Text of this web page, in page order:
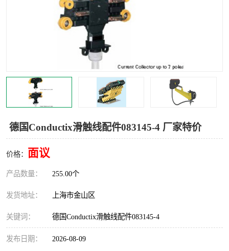
德国Conductix滑触线配件083145-4 厂家特价
价格： 面议
产品数量： 255.00个
发货地址： 上海市金山区
关键词： 德国Conductix滑触线配件083145-4
发布日期： 2026-08-09
MACH III离合器 CLEVELAND
BOSTON
WICHITA Cleveland 张力控制器
Warner Linear